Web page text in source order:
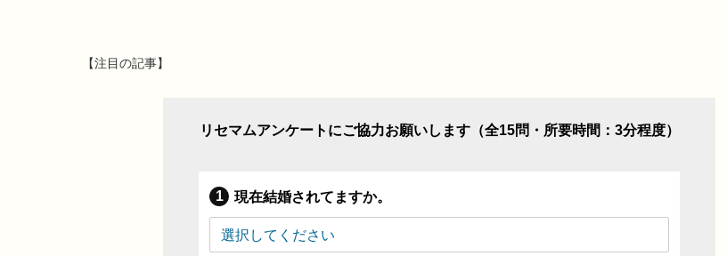
【注目の記事】
リセマムアンケートにご協力お願いします（全15問・所要時間：3分程度）
現在結婚されてますか。